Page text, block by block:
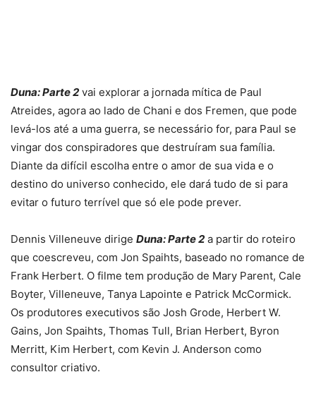
Duna: Parte 2 vai explorar a jornada mítica de Paul
Atreides, agora ao lado de Chani e dos Fremen, que pode
levá-los até a uma guerra, se necessário for, para Paul se
vingar dos conspiradores que destruíram sua família.
Diante da difícil escolha entre o amor de sua vida e o
destino do universo conhecido, ele dará tudo de si para
evitar o futuro terrível que só ele pode prever.
Dennis Villeneuve dirige Duna: Parte 2 a partir do roteiro
que coescreveu, com Jon Spaihts, baseado no romance de
Frank Herbert. O filme tem produção de Mary Parent, Cale
Boyter, Villeneuve, Tanya Lapointe e Patrick McCormick.
Os produtores executivos são Josh Grode, Herbert W.
Gains, Jon Spaihts, Thomas Tull, Brian Herbert, Byron
Merritt, Kim Herbert, com Kevin J. Anderson como
consultor criativo.